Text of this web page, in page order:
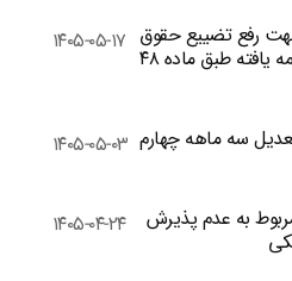
رفع تضییع حقوق
پیمانکاران در پیمان‌های خاتمه یافته طبق ماده ۴۸
۱۴۰۵-۰۵-۱۷
سه ماهه چهارم ۱۴۰۵-۰۵-۰۳
به عدم پذیرش
۱۴۰۵-۰۴-۲۴